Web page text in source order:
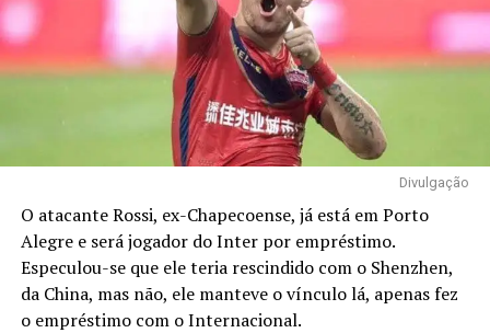
Divulgação
O atacante Rossi, ex-Chapecoense, já está em Porto
Alegre e será jogador do Inter por empréstimo.
Especulou-se que ele teria rescindido com o Shenzhen,
da China, mas não, ele manteve o vínculo lá, apenas fez
o empréstimo com o Internacional.